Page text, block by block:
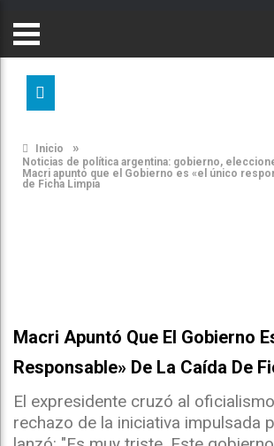
Inicio »
Noticias de política argentina: gobierno,
Macri apuntó que el Gobierno es «el único
de Ficha Limpia
Macri Apuntó Que El Gobierno
Responsable» De La Caída De
El expresidente cruzó al
rechazo de la iniciativa impulsada